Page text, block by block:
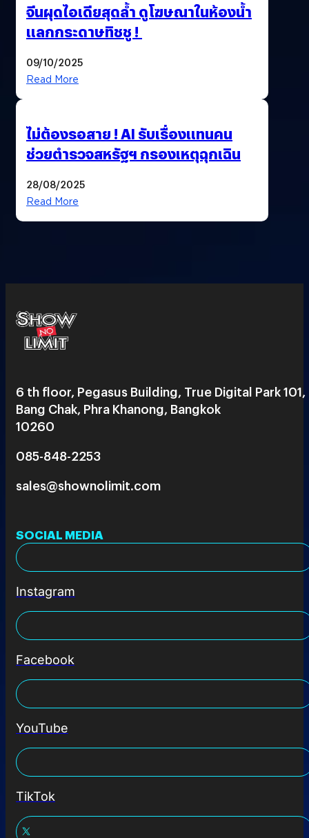
จีนผุดไอเดียสุดล้ำ ดูโฆษณาในห้องน้ำ
แลกกระดาษทิชชู !
09/10/2025
Read More
ไม่ต้องรอสาย ! AI รับเรื่องแทนคน
ช่วยตำรวจสหรัฐฯ กรองเหตุฉุกเฉิน
28/08/2025
Read More
6 th floor, Pegasus Building, True Digital Park 101,
Bang Chak, Phra Khanong, Bangkok
10260
085-848-2253
sales@shownolimit.com
SOCIAL MEDIA
Instagram
Facebook
YouTube
TikTok